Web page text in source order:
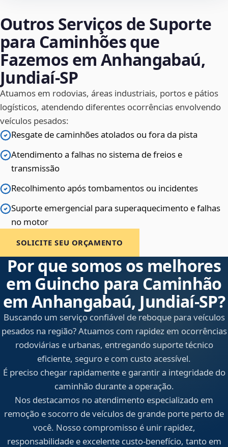
Outros Serviços de Suporte
para Caminhões que
Fazemos em Anhangabaú,
Jundiaí‑SP
Atuamos em rodovias, áreas industriais, portos e pátios
logísticos, atendendo diferentes ocorrências envolvendo
veículos pesados:
Resgate de caminhões atolados ou fora da pista
Atendimento a falhas no sistema de freios e
transmissão
Recolhimento após tombamentos ou incidentes
Suporte emergencial para superaquecimento e falhas
no motor
SOLICITE SEU ORÇAMENTO
Por que somos os melhores
em Guincho para Caminhão
em Anhangabaú, Jundiaí‑SP?
Buscando um serviço confiável de reboque para veículos
pesados na região? Atuamos com rapidez em ocorrências
rodoviárias e urbanas, entregando suporte técnico
eficiente, seguro e com custo acessível.
É preciso chegar rapidamente e garantir a integridade do
caminhão durante a operação.
Nos destacamos no atendimento especializado em
remoção e socorro de veículos de grande porte perto de
você. Nosso compromisso é unir rapidez,
responsabilidade e excelente custo-benefício, tanto em